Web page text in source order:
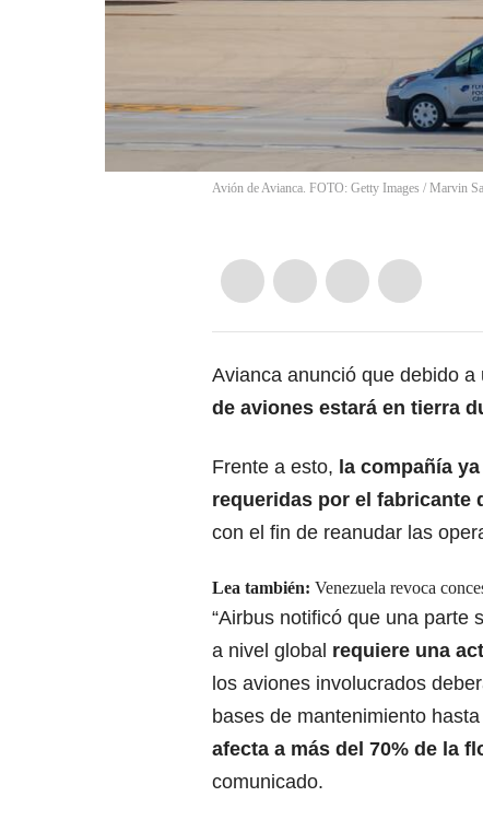
Avión de Avianca. FOTO: Getty Images / Marvin
Avianca anunció que debido a
de aviones estará en tierra
Frente a esto, la compañía
requeridas por el fabricante
con el fin de reanudar las
Lea también: Venezuela revoca
“Airbus notificó que una parte
a nivel global requiere una
los aviones involucrados
bases de mantenimiento
afecta a más del 70% de la
comunicado.